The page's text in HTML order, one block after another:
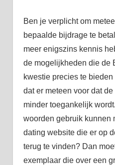
Ben je verplicht om
bepaalde bijdrage te
meer enigszins kennis
de mogelijkheden die de
kwestie precies te
dat er meteen voor dat
minder toegankelijk
woorden gebruik kunnen
dating website die er op
terug te vinden? Dan
exemplaar die over een